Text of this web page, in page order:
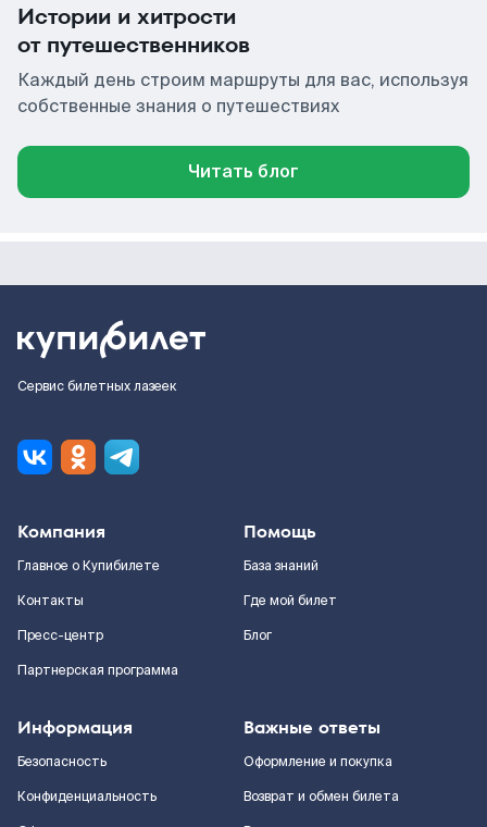
Истории и хитрости
от путешественников
Каждый день строим маршруты для вас, используя
собственные знания о путешествиях
Читать блог
Сервис билетных лазеек
Компания
Главное о Купибилете
Контакты
Пресс-центр
Партнерская программа
Помощь
База знаний
Где мой билет
Блог
Информация
Безопасность
Конфиденциальность
Важные ответы
Оформление и покупка
Возврат и обмен билета